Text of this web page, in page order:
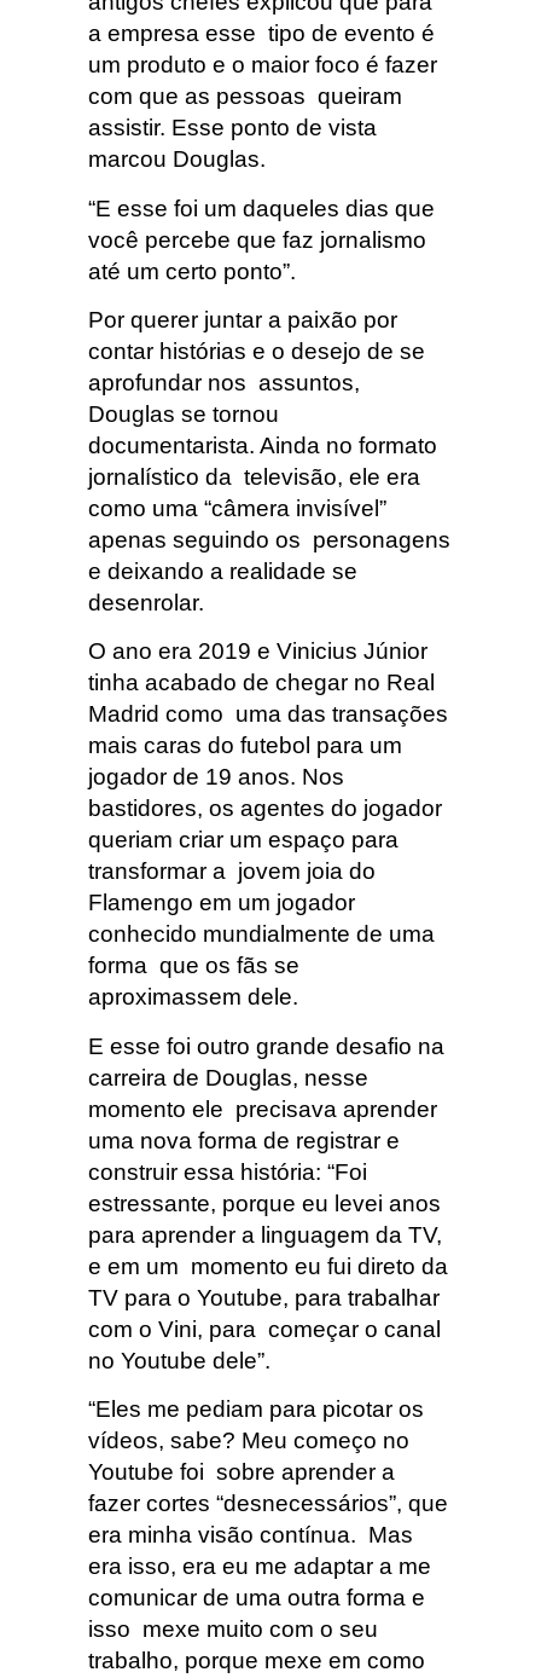
a empresa esse tipo de evento é
um produto e o maior foco é fazer
com que as pessoas queiram
assistir. Esse ponto de vista
marcou Douglas.
“E esse foi um daqueles dias que
você percebe que faz jornalismo
até um certo ponto”.
Por querer juntar a paixão por
contar histórias e o desejo de se
aprofundar nos assuntos,
Douglas se tornou
documentarista. Ainda no formato
jornalístico da televisão, ele era
como uma “câmera invisível”
apenas seguindo os personagens
e deixando a realidade se
desenrolar.
O ano era 2019 e Vinicius Júnior
tinha acabado de chegar no Real
Madrid como uma das transações
mais caras do futebol para um
jogador de 19 anos. Nos
bastidores, os agentes do jogador
queriam criar um espaço para
transformar a jovem joia do
Flamengo em um jogador
conhecido mundialmente de uma
forma que os fãs se
aproximassem dele.
E esse foi outro grande desafio na
carreira de Douglas, nesse
momento ele precisava aprender
uma nova forma de registrar e
construir essa história: “Foi
estressante, porque eu levei anos
para aprender a linguagem da TV,
e em um momento eu fui direto da
TV para o Youtube, para trabalhar
com o Vini, para começar o canal
no Youtube dele”.
“Eles me pediam para picotar os
vídeos, sabe? Meu começo no
Youtube foi sobre aprender a
fazer cortes “desnecessários”, que
era minha visão contínua. Mas
era isso, era eu me adaptar a me
comunicar de uma outra forma e
isso mexe muito com o seu
trabalho, porque mexe em como